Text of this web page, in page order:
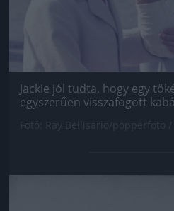
Jackie jól tudta, hogy egy
egyszerűen visszafogott